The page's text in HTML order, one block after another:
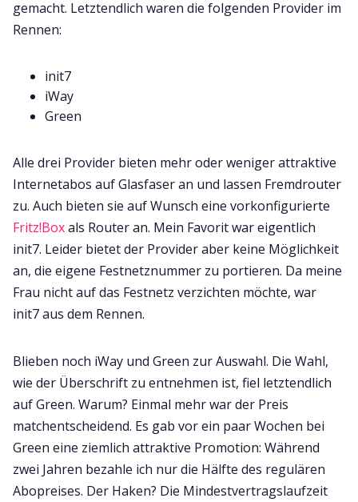
gemacht. Letztendlich waren die folgenden Provider im
Rennen:
init7
iWay
Green
Alle drei Provider bieten mehr oder weniger attraktive
Internetabos auf Glasfaser an und lassen Fremdrouter
zu. Auch bieten sie auf Wunsch eine vorkonfigurierte
Fritz!Boxals Router an. Mein Favorit war eigentlich
init7. Leider bietet der Provider aber keine Möglichkeit
an, die eigene Festnetznummer zu portieren. Da meine
Frau nicht auf das Festnetz verzichten möchte, war
init7 aus dem Rennen.
Blieben noch iWay und Green zur Auswahl. Die Wahl,
wie der Überschrift zu entnehmen ist, fiel letztendlich
auf Green. Warum? Einmal mehr war der Preis
matchentscheidend. Es gab vor ein paar Wochen bei
Green eine ziemlich attraktive Promotion: Während
zwei Jahren bezahle ich nur die Hälfte des regulären
Abopreises. Der Haken? Die Mindestvertragslaufzeit